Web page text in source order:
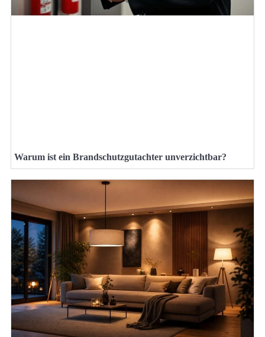
Warum ist ein Brandschutzgutachter unverzichtbar?